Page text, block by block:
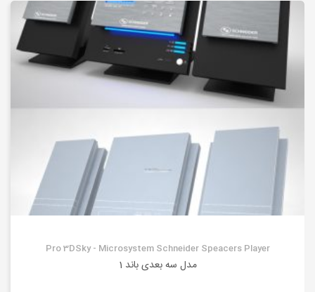
Pro 3DSky - Microsystem Schneider Speacers Player
مدل سه بعدی باند 1